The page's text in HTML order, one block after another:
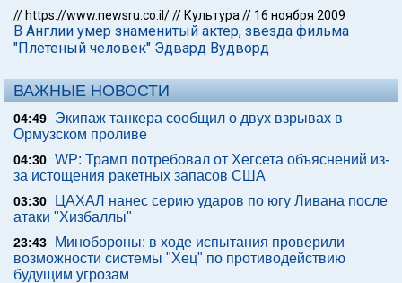
// https://www.newsru.co.il/// Культура // 16 ноября 2009
В Англии умер знаменитый актер, звезда фильма
"Плетеный человек" Эдвард Вудворд
ВАЖНЫЕ НОВОСТИ
04:49
Экипаж танкера сообщил о двух взрывах в
Ормузском проливе
04:30 WP: Трамп потребовал от Хегсета объяснений из-
за истощения ракетных запасов США
03:30
ЦАХАЛ нанес серию ударов по югу Ливана после
атаки "Хизбаллы"
23:43
Минобороны: в ходе испытания проверили
возможности системы "Хец" по противодействию
будущим угрозам